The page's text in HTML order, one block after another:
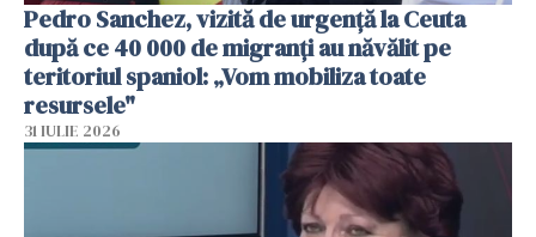
Pedro Sanchez, vizită de urgență la Ceuta
după ce 40 000 de migranți au năvălit pe
teritoriul spaniol: „Vom mobiliza toate
resursele"
31 IULIE 2026